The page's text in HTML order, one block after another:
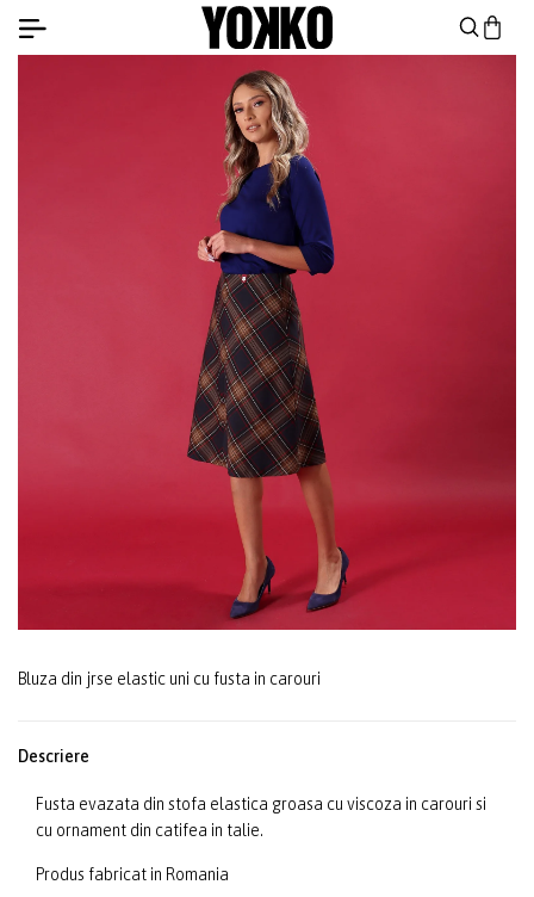
Bluza din jrse elastic uni cu fusta in carouri
Descriere
Fusta evazata din stofa elastica groasa cu viscoza in carouri si
cu ornament din catifea in talie.
Produs fabricat in Romania